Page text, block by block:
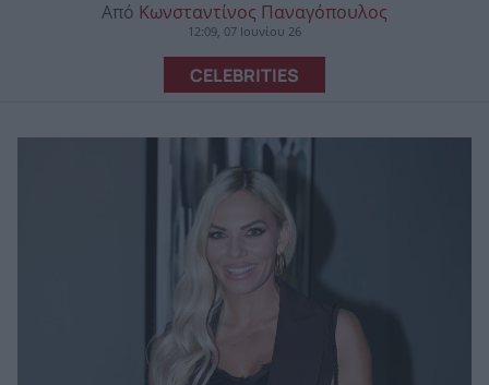
Από Κωνσταντίνος Παναγόπουλος
12:09, 07 Ιουνίου 26
CELEBRITIES